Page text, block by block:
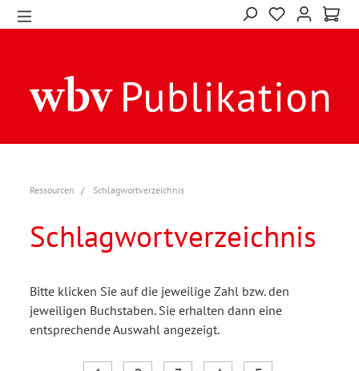
Ressourcen Schlagwortverzeichnis
Schlagwortverzeichnis
Bitte klicken Sie auf die jeweilige Zahl bzw. den
jeweiligen Buchstaben. Sie erhalten dann eine
entsprechende Auswahl angezeigt.